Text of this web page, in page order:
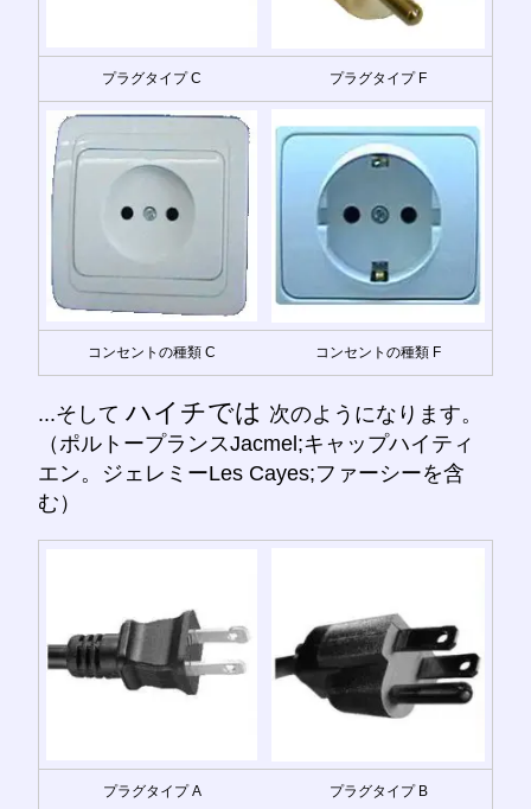
プラグタイプ C プラグタイプ F
コンセントの種類 C コンセントの種類 F
...そして ハイチでは 次のようになります。
（ポルトープランスJacmel;キャップハイティ
エン。ジェレミーLes Cayes;ファーシーを含
む）
プラグタイプ A プラグタイプ B